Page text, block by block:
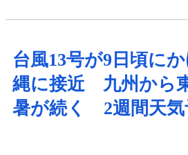
台風13号が9日頃に
縄に接近 九州から
暑が続く 2週間天気